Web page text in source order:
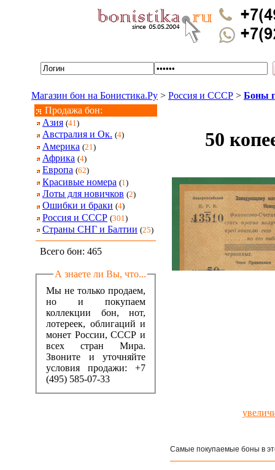
Магазин бон на Бонистика.Ру > Россия и СССР > Боны
Продажа бон:
Азия (41)
Австралия и Ок. (4)
Америка (21 )
Африка (4)
Европа (62)
Красивые номера (1 )
Лоты для новичков (2)
Ошибки и браки (4)
Россия и СССР (301 )
Страны СНГ и Балтии (25)
Всего бон: 465
А знаете ли Вы, что...
Мы не только продаем,
но и покупаем
коллекции бон, нот,
лотереек, облигаций и
монет России, СССР и
всех стран Мира.
Звоните и уточняйте
условия продажи: +7
(495) 585-07-33
50
Самые покупаемые боны в